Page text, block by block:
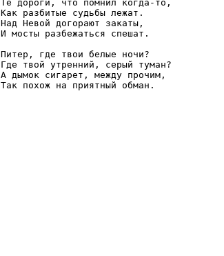
Те дороги, что помнил когда-то,
Как разбитые судьбы лежат.
Над Невой догорают закаты,
И мосты разбежаться спешат.
Питер, где твои белые ночи?
Где твой утренний, серый туман?
А дымок сигарет, между прочим,